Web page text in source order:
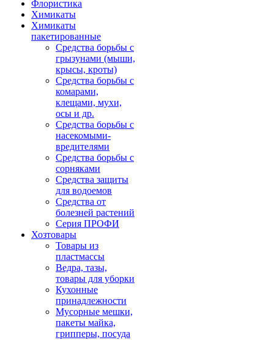
Флористика
Химикаты
Химикаты
пакетированные
Средства борьбы с
грызунами (мыши,
крысы, кроты)
Средства борьбы с
комарами,
клещами, мухи,
осы и др.
Средства борьбы с
насекомыми-
вредителями
Средства борьбы с
сорняками
Средства защиты
для водоемов
Средства от
болезней растений
Серия ПРОФИ
Хозтовары
Товары из
пластмассы
Ведра, тазы,
товары для уборки
Кухонные
принадлежности
Мусорные мешки,
пакеты майка,
грипперы, посуда